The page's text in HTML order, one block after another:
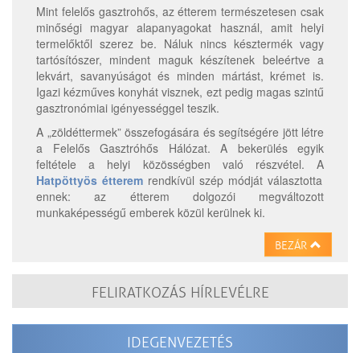
Mint felelős gasztrohős, az étterem természetesen csak
minőségi magyar alapanyagokat használ, amit helyi
termelőktől szerez be. Náluk nincs késztermék vagy
tartósítószer, mindent maguk készítenek beleértve a
lekvárt, savanyúságot és minden mártást, krémet is.
Igazi kézműves konyhát visznek, ezt pedig magas szintű
gasztronómiai igényességgel teszik.
A „zöldéttermek” összefogására és segítségére jött létre
a Felelős Gasztróhős Hálózat. A bekerülés egyik
feltétele a helyi közösségben való részvétel. A
Hatpöttyös étterem rendkívül szép módját választotta
ennek: az étterem dolgozói megváltozott
munkaképességű emberek közül kerülnek ki.
BEZÁR
FELIRATKOZÁS HÍRLEVÉLRE
IDEGENVEZETÉS